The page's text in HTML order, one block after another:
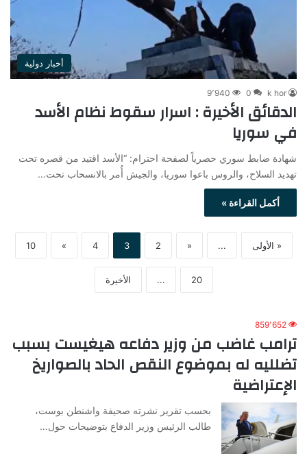
أخبار دولية
k hor
0 9٬940
الدقائق الأخيرة : اسرار سقوط نظام الأسد
في سوريا
شهادة ضابط سوري حصرياً لصفحة احترام: “الأسد اقتيد من قصره تحت
تهديد السلاح، والروس باعوا سوريا، والجيش أُمر بالانسحاب تحت…
أكمل القراءة »
« الأولى ...
«
2
3
4
»
10
20
... الأخيرة
859٬652
ترامب غاضب من وزير دفاعه هيغيست بسبب
تضلليه له بموضوع النقص الحاد بالصواريخ
الإعتراضية
بحسب تقرير نشرته صحيفة واشنطن بوست،
طالب الرئيس وزير الدفاع بتوضيحات حول…